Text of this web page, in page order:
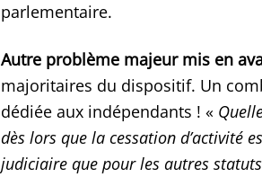
parlementaire.
Autre problème majeur mis en
majoritaires du dispositif. Un
dédiée aux indépendants ! «
dès lors que la cessation d’activité
judiciaire que pour les autres